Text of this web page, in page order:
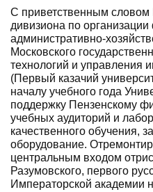
С приветственным словом
дивизиона по
административно-
Московского
технологий и управления
(Первый казачий
началу учебного года
поддержку Пензенскому
учебных аудиторий и
качественного обучения,
оборудование.
центральным входом
Разумовского, первого
Императорской академии